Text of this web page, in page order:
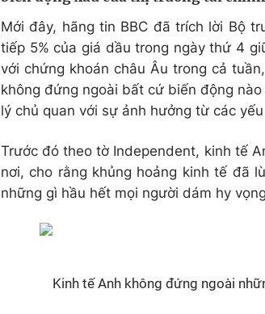
Mới đây, hãng tin BBC đã trích lời Bộ
tiếp 5% của giá dầu trong ngày thứ 4
với chứng khoán châu Âu trong cả
không đứng ngoài bất cứ biến động
lý chủ quan với sự ảnh hưởng từ các
Trước đó theo tờ Independent, kinh tế
nơi, cho rằng khủng hoảng kinh tế đã
những gì hầu hết mọi người dám hy
Kinh tế Anh không đứng ngoài